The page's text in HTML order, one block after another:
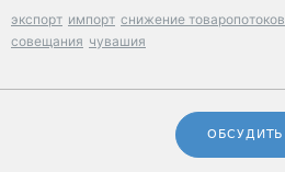
экспорт импорт снижение товаропотоков
совещания чувашия
ОБСУДИТЬ